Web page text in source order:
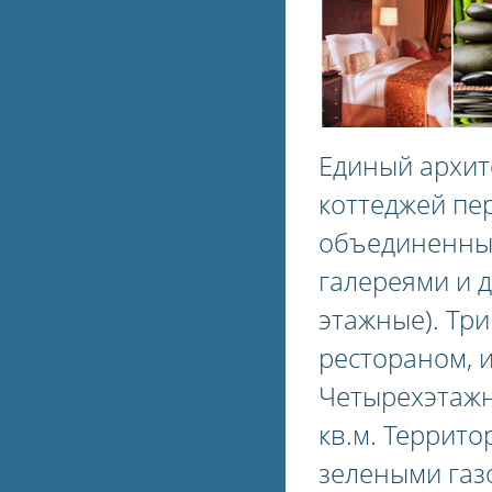
Единый
коттеджей
галереями и
этажные).
рестораном,
кв.м.
зелеными